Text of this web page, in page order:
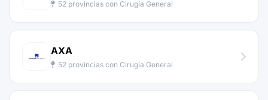
52 provincias con Cirugía General
AXA
52 provincias con Cirugía General